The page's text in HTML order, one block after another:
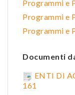
Programmi e
Programmi e
Programmi e
Documenti
ENTI DI
161